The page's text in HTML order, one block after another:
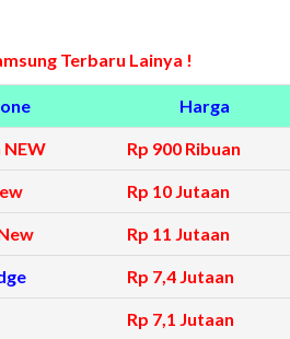
Terbaru Lainya !
Harga
NEW Rp 900 Ribuan
Rp 10 Jutaan
Rp 11 Jutaan
Rp 7,4 Jutaan
Rp 7,1 Jutaan